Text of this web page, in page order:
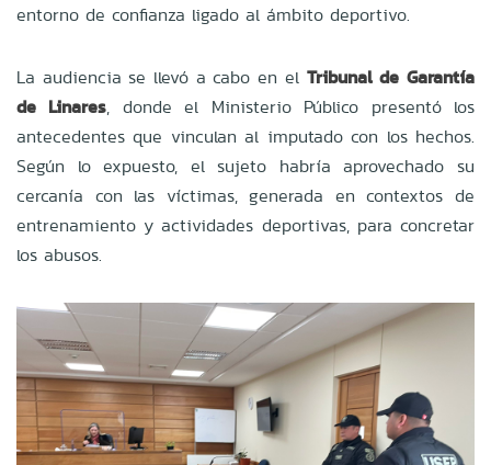
entorno de confianza ligado al ámbito deportivo.
La audiencia se llevó a cabo en el Tribunal de Garantía
de Linares, donde el Ministerio Público presentó los
antecedentes que vinculan al imputado con los hechos.
Según lo expuesto, el sujeto habría aprovechado su
cercanía con las víctimas, generada en contextos de
entrenamiento y actividades deportivas, para concretar
los abusos.